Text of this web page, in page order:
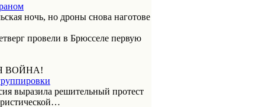
ночь, но дроны снова наготове
провели в Брюсселе первую
ВОЙНА!
выразила решительный протест